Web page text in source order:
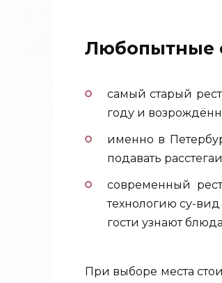
Любопытные
самый старый
году и
именно в
подавать
современный
технологию су-
гости узнают
При выборе места